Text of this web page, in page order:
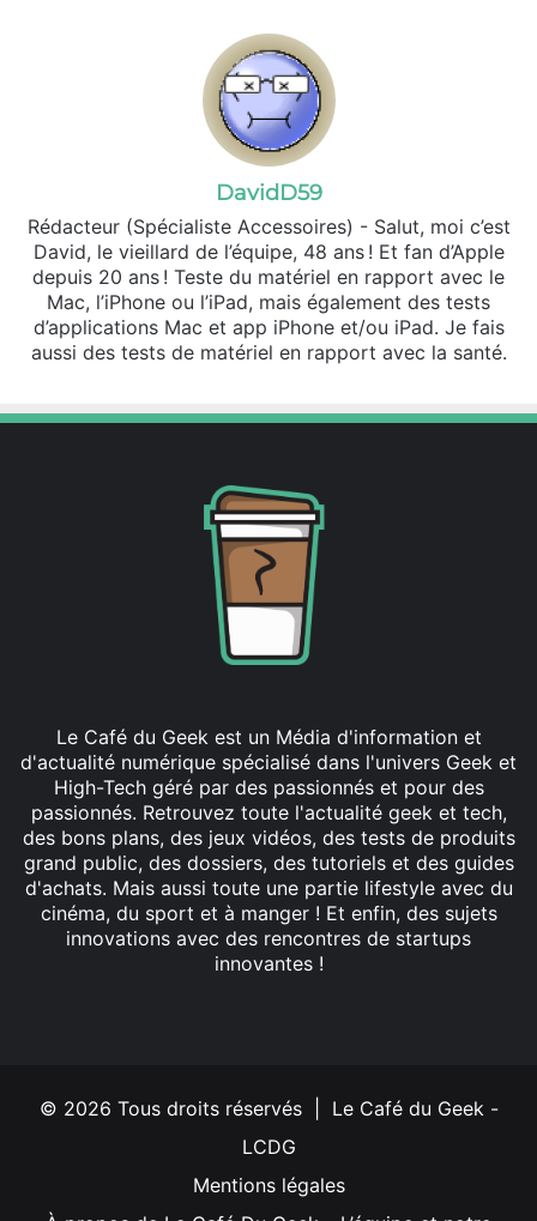
DavidD59
Rédacteur (Spécialiste Accessoires) - Salut, moi c’est
David, le vieillard de l’équipe, 48 ans ! Et fan d’Apple
depuis 20 ans ! Teste du matériel en rapport avec le
Mac, l’iPhone ou l’iPad, mais également des tests
d’applications Mac et app iPhone et/ou iPad. Je fais
aussi des tests de matériel en rapport avec la santé.
Le Café du Geek est un Média d'information et
d'actualité numérique spécialisé dans l'univers Geek et
High-Tech géré par des passionnés et pour des
passionnés. Retrouvez toute l'actualité geek et tech,
des bons plans, des jeux vidéos, des tests de produits
grand public, des dossiers, des tutoriels et des guides
d'achats. Mais aussi toute une partie lifestyle avec du
cinéma, du sport et à manger ! Et enfin, des sujets
innovations avec des rencontres de startups
innovantes !
© 2026 Tous droits réservés | Le Café du Geek -
LCDG
Mentions légales